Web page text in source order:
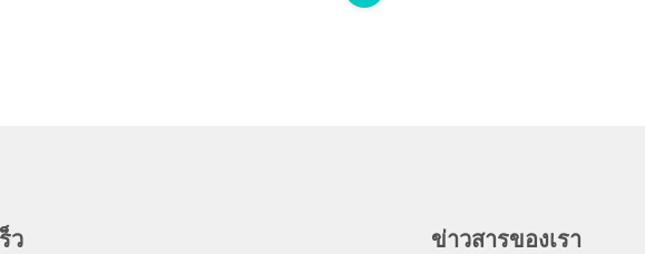
ว ข่าวสารของเรา